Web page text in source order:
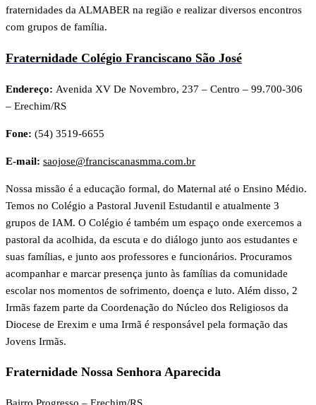
fraternidades da ALMABER na região e realizar diversos encontros
com grupos de família.
Fraternidade Colégio Franciscano São José
Endereço: Avenida XV De Novembro, 237 – Centro – 99.700-306
– Erechim/RS
Fone: (54) 3519-6655
E-mail: saojose@franciscanasmma.com.br
Nossa missão é a educação formal, do Maternal até o Ensino Médio.
Temos no Colégio a Pastoral Juvenil Estudantil e atualmente 3
grupos de IAM. O Colégio é também um espaço onde exercemos a
pastoral da acolhida, da escuta e do diálogo junto aos estudantes e
suas famílias, e junto aos professores e funcionários. Procuramos
acompanhar e marcar presença junto às famílias da comunidade
escolar nos momentos de sofrimento, doença e luto. Além disso, 2
Irmãs fazem parte da Coordenação do Núcleo dos Religiosos da
Diocese de Erexim e uma Irmã é responsável pela formação das
Jovens Irmãs.
Fraternidade Nossa Senhora Aparecida
Bairro Progresso – Erechim/RS